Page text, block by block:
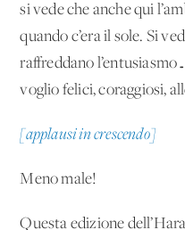
si vede che anche qui
quando c’era il sole. Si
raffreddano
voglio felici, coraggiosi,
[applausi in crescendo]
Meno male!
Questa edizione